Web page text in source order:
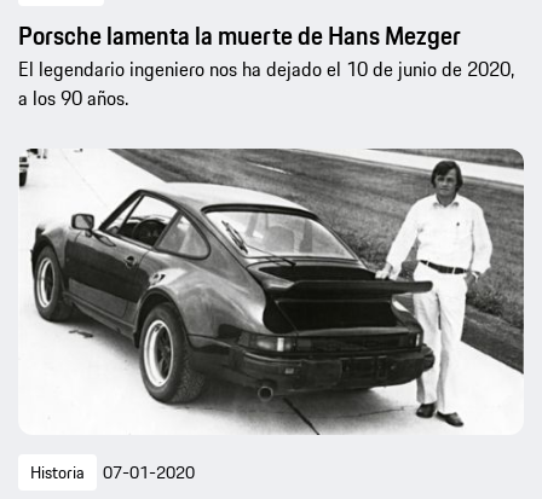
Porsche lamenta la muerte de Hans Mezger
El legendario ingeniero nos ha dejado el 10 de junio de 2020,
a los 90 años.
Historia 07-01-2020